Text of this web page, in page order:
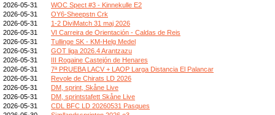
2026-05-31
WOC Spect #3 - Kinnekulle E2
2026-05-31
OY6-Sheepstn Crk
2026-05-31
1-2 DiviMatch 31 maj 2026
2026-05-31
VI Carreira de Orientación - Caldas de Reis
2026-05-31
Tullinge SK - KM-Helg Medel
2026-05-31
GOT liga 2026.4 Arantzazu
2026-05-31
III Rogaine Castejón de Henares
2026-05-31
7ª PRUEBA LACV + LAOP Larga Distancia El Palancar
2026-05-31
Revole de Chirats LD 2026
2026-05-31
DM, sprint, Skåne Live
2026-05-31
DM, sprintstafett Skåne Live
2026-05-31
CDL BFC LD 20260531 Pasques